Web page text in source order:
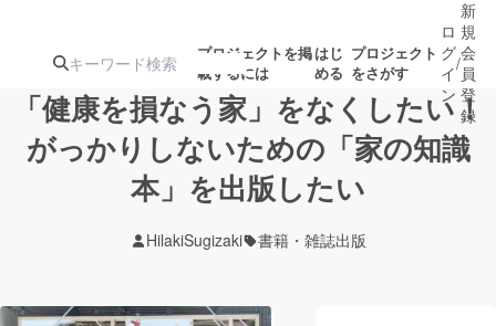
プロジェクトを掲
載するには
はじ
める
プロジェクト
をさがす
注目のリ 注目の新着プロ
ジェクト
募集終了が近いプ
ロ
グ
イ
ン
/
新
規
会
員
登
録
「健康を損なう家」をなくしたい！
がっかりしないための「家の知識
本」を出版したい
HilakiSugizaki 書籍・雑誌出版